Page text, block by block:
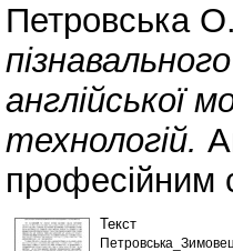
Петровська
англійської
технологій.
професійним
Текст